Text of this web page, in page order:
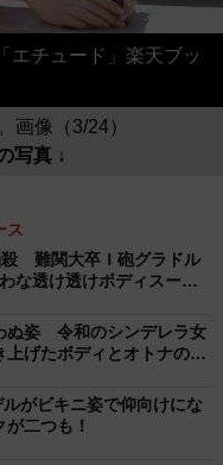
エチュード」楽天ブッ
画像（3/24）
写真 ↓
ス
殺 難関大卒Ｉ砲グラドル
な透け透けボディスーツ
ぬ姿 令和のシンデレラ女
げたボディとオトナの色
がビキニ姿で仰向けにな
二つも！